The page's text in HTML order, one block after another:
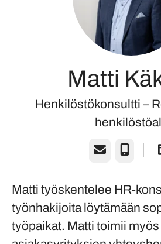
Matti
Henkilöstökonsultti –
Sähköposti
Matti työskentelee HR-
työnhakijoita löytämään
työpaikat. Matti toimii myös